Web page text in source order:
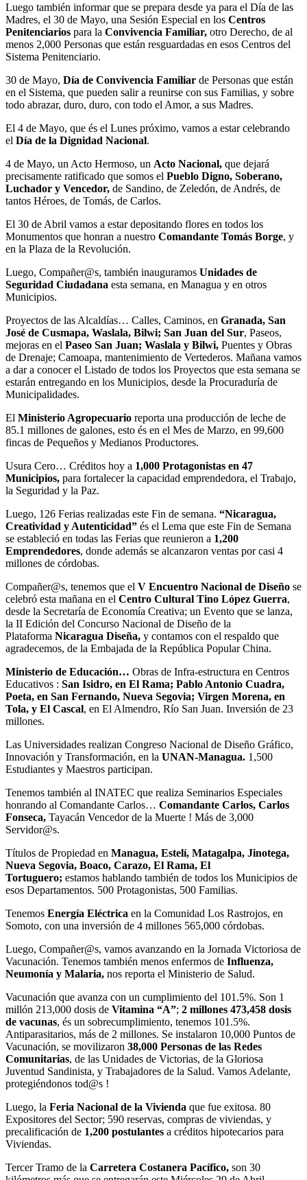
Luego también informar que se prepara desde ya para el Día de las
Madres, el 30 de Mayo, una Sesión Especial en los Centros
Penitenciarios para la Convivencia Familiar, otro Derecho, de al
menos 2,000 Personas que están resguardadas en esos Centros del
Sistema Penitenciario.
30 de Mayo, Día de Convivencia Familiar de Personas que están
en el Sistema, que pueden salir a reunirse con sus Familias, y sobre
todo abrazar, duro, duro, con todo el Amor, a sus Madres.
El 4 de Mayo, que és el Lunes próximo, vamos a estar celebrando
el Día de la Dignidad Nacional.
4 de Mayo, un Acto Hermoso, un Acto Nacional, que dejará
precisamente ratificado que somos el Pueblo Digno, Soberano,
Luchador y Vencedor, de Sandino, de Zeledón, de Andrés, de
tantos Héroes, de Tomás, de Carlos.
El 30 de Abril vamos a estar depositando flores en todos los
Monumentos que honran a nuestro Comandante Tomás Borge, y
en la Plaza de la Revolución.
Luego, Compañer@s, también inauguramos Unidades de
Seguridad Ciudadana esta semana, en Managua y en otros
Municipios.
Proyectos de las Alcaldías… Calles, Caminos, en Granada, San
José de Cusmapa, Waslala, Bilwi; San Juan del Sur, Paseos,
mejoras en el Paseo San Juan; Waslala y Bilwi, Puentes y Obras
de Drenaje; Camoapa, mantenimiento de Vertederos. Mañana vamos
a dar a conocer el Listado de todos los Proyectos que esta semana se
estarán entregando en los Municipios, desde la Procuraduría de
Municipalidades.
El Ministerio Agropecuario reporta una producción de leche de
85.1 millones de galones, esto és en el Mes de Marzo, en 99,600
fincas de Pequeños y Medianos Productores.
Usura Cero… Créditos hoy a 1,000 Protagonistas en 47
Municipios, para fortalecer la capacidad emprendedora, el Trabajo,
la Seguridad y la Paz.
Luego, 126 Ferias realizadas este Fin de semana. “Nicaragua,
Creatividad y Autenticidad” és el Lema que este Fin de Semana
se estableció en todas las Ferias que reunieron a 1,200
Emprendedores, donde además se alcanzaron ventas por casi 4
millones de córdobas.
Compañer@s, tenemos que el V Encuentro Nacional de Diseño se
celebró esta mañana en el Centro Cultural Tino López Guerra,
desde la Secretaría de Economía Creativa; un Evento que se lanza,
la II Edición del Concurso Nacional de Diseño de la
Plataforma Nicaragua Diseña, y contamos con el respaldo que
agradecemos, de la Embajada de la República Popular China.
Ministerio de Educación… Obras de Infra-estructura en Centros
Educativos : San Isidro, en El Rama; Pablo Antonio Cuadra,
Poeta, en San Fernando, Nueva Segovia; Virgen Morena, en
Tola, y El Cascal, en El Almendro, Río San Juan. Inversión de 23
millones.
Las Universidades realizan Congreso Nacional de Diseño Gráfico,
Innovación y Transformación, en la UNAN-Managua. 1,500
Estudiantes y Maestros participan.
Tenemos también al INATEC que realiza Seminarios Especiales
honrando al Comandante Carlos… Comandante Carlos, Carlos
Fonseca, Tayacán Vencedor de la Muerte ! Más de 3,000
Servidor@s.
Títulos de Propiedad en Managua, Estelí, Matagalpa, Jinotega,
Nueva Segovia, Boaco, Carazo, El Rama, El
Tortuguero; estamos hablando también de todos los Municipios de
esos Departamentos. 500 Protagonistas, 500 Familias.
Tenemos Energía Eléctrica en la Comunidad Los Rastrojos, en
Somoto, con una inversión de 4 millones 565,000 córdobas.
Luego, Compañer@s, vamos avanzando en la Jornada Victoriosa de
Vacunación. Tenemos también menos enfermos de Influenza,
Neumonía y Malaria, nos reporta el Ministerio de Salud.
Vacunación que avanza con un cumplimiento del 101.5%. Son 1
millón 213,000 dosis de Vitamina “A”; 2 millones 473,458 dosis
de vacunas, és un sobrecumplimiento, tenemos 101.5%.
Antiparasitarios, más de 2 millones. Se instalaron 10,000 Puntos de
Vacunación, se movilizaron 38,000 Personas de las Redes
Comunitarias, de las Unidades de Victorias, de la Gloriosa
Juventud Sandinista, y Trabajadores de la Salud. Vamos Adelante,
protegiéndonos tod@s !
Luego, la Feria Nacional de la Vivienda que fue exitosa. 80
Expositores del Sector; 590 reservas, compras de viviendas, y
precalificación de 1,200 postulantes a créditos hipotecarios para
Viviendas.
Tercer Tramo de la Carretera Costanera Pacífico, son 30